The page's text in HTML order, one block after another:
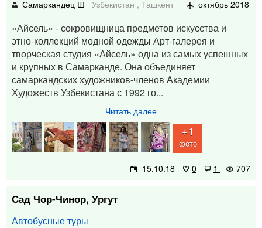
Самаркандец Ш Узбекистан , Ташкент октябрь 2018
«Айсель» - сокровищница предметов искусства и
этно-коллекций модной одежды Арт-галерея и
творческая студия «Айсель» одна из самых успешных
и крупных в Самарканде. Она объединяет
самаркандских художников-членов Академии
Художеств Узбекистана с 1992 го...
Читать далее
+1
фото
15.10.18 0 1 707
Сад Чор-Чинор, Ургут
Автобусные туры